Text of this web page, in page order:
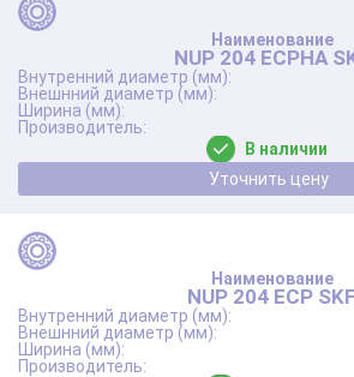
NUP 204 ECPHA
В наличии
Уточнить цену
NUP 204 ECP SKF